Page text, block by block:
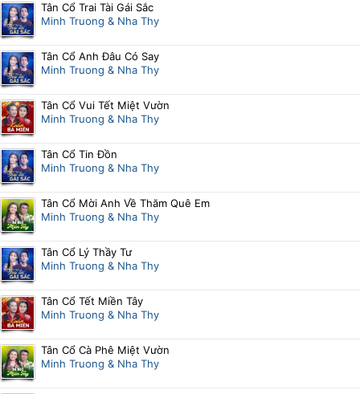
Tân Cổ Trai Tài Gái Sắc
Minh Truong & Nha Thy
Tân Cổ Anh Đâu Có Say
Minh Truong & Nha Thy
Tân Cổ Vui Tết Miệt Vườn
Minh Truong & Nha Thy
Tân Cổ Tin Đồn
Minh Truong & Nha Thy
Tân Cổ Mời Anh Về Thăm Quê Em
Minh Truong & Nha Thy
Tân Cổ Lý Thầy Tư
Minh Truong & Nha Thy
Tân Cổ Tết Miền Tây
Minh Truong & Nha Thy
Tân Cổ Cà Phê Miệt Vườn
Minh Truong & Nha Thy